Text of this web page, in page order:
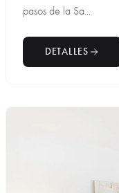
pasos de la Sa...
DETALLES